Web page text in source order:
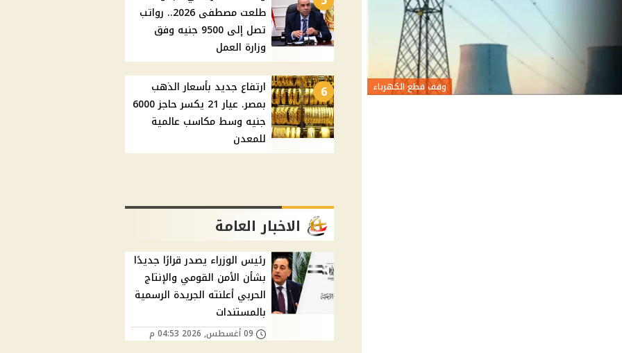
وقف قطع الكهرباء
طلعت مصطفى 2026.. رواتب
تصل إلى 9500 جنيه وفق
وزارة العمل
6
ارتفاع جديد بأسعار الذهب
بمصر. عيار 21 يكسر حاجز 6000
جنيه وسط مكاسب عالمية
للمعدن
الاخبار العامة
رئيس الوزراء يصدر قرارًا جديدًا
بشأن الأمن القومي والإنتاج
الحربي أعلنته الجريدة الرسمية
بالمستندات
09 أغسطس, 2026 04:53 م